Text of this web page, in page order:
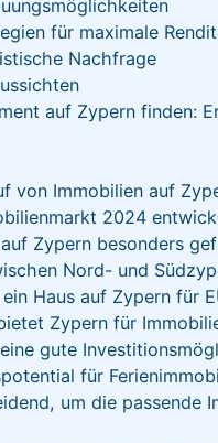
für maximale
Nachfrage
auf Zypern finden:
von Immobilien auf
2024
Zypern besonders
Nord- und
Haus auf Zypern für
Zypern für
gute
für
um die passende